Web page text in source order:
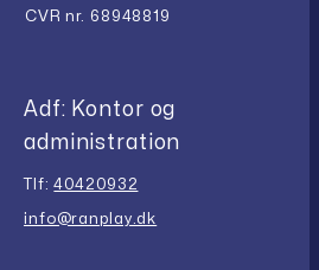
CVR nr. 68948819
Adf: Kontor og
administration
Tlf:40420932
info@ranplay.dk